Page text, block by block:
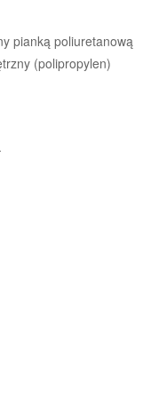
pianką poliuretanową
(polipropylen)